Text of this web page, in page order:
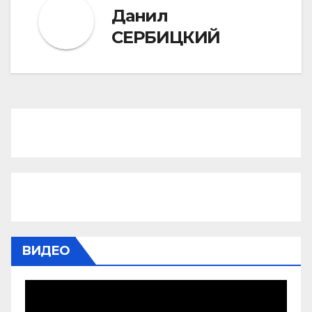
Данил
СЕРБИЦКИЙ
ВИДЕО